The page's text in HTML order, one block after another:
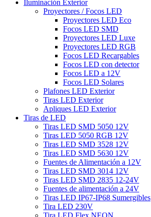
Iluminación Exterior
Proyectores / Focos LED
Proyectores LED Eco
Focos LED SMD
Proyectores LED Luxe
Proyectores LED RGB
Focos LED Recargables
Focos LED con detector
Focos LED a 12V
Focos LED Solares
Plafones LED Exterior
Tiras LED Exterior
Apliques LED Exterior
Tiras de LED
Tiras LED SMD 5050 12V
Tiras LED 5050 RGB 12V
Tiras LED SMD 3528 12V
Tiras LED SMD 5630 12V
Fuentes de Alimentación a 12V
Tiras LED SMD 3014 12V
Tiras LED SMD 2835 12-24V
Fuentes de alimentación a 24V
Tiras LED IP67-IP68 Sumergibles
Tira LED 230V
Tira LED Flex NEON